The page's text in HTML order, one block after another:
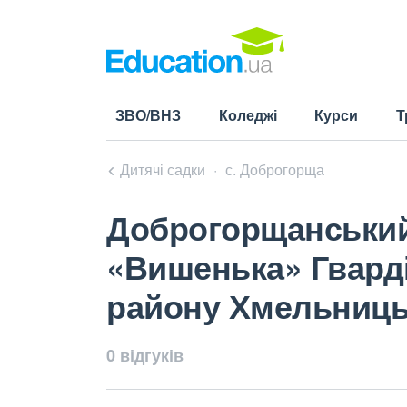
ЗВО/ВНЗ Коледжі Курси
Дитячі садки с. Доброгорща
«Вишенька»
району
0 відгуків